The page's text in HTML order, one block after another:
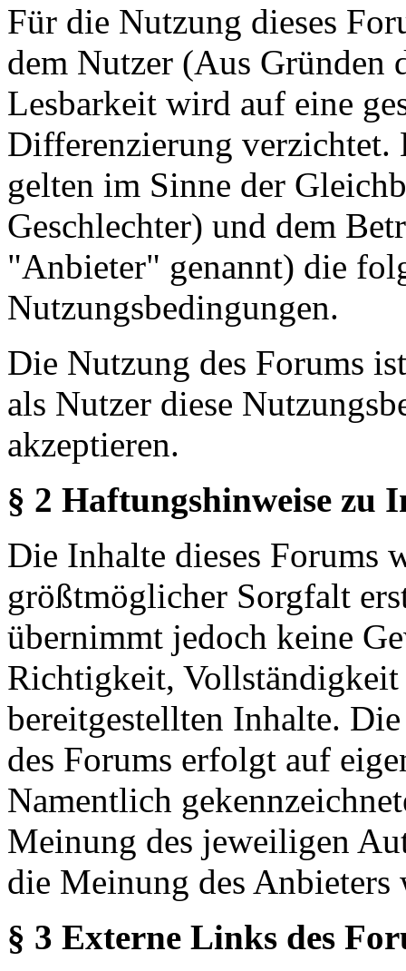
Für die Nutzung dieses
dem Nutzer (Aus Gründen
Lesbarkeit wird auf eine
Differenzierung verzichtet.
gelten im Sinne der
Geschlechter) und dem
"Anbieter" genannt) die
Nutzungsbedingungen.
Die Nutzung des Forums
als Nutzer diese
akzeptieren.
§ 2 Haftungshinweise zu
Die Inhalte dieses Forums
größtmöglicher Sorgfalt
übernimmt jedoch keine
Richtigkeit,
bereitgestellten Inhalte.
des Forums erfolgt auf
Namentlich
Meinung des jeweiligen
die Meinung des Anbieters
§ 3 Externe Links des